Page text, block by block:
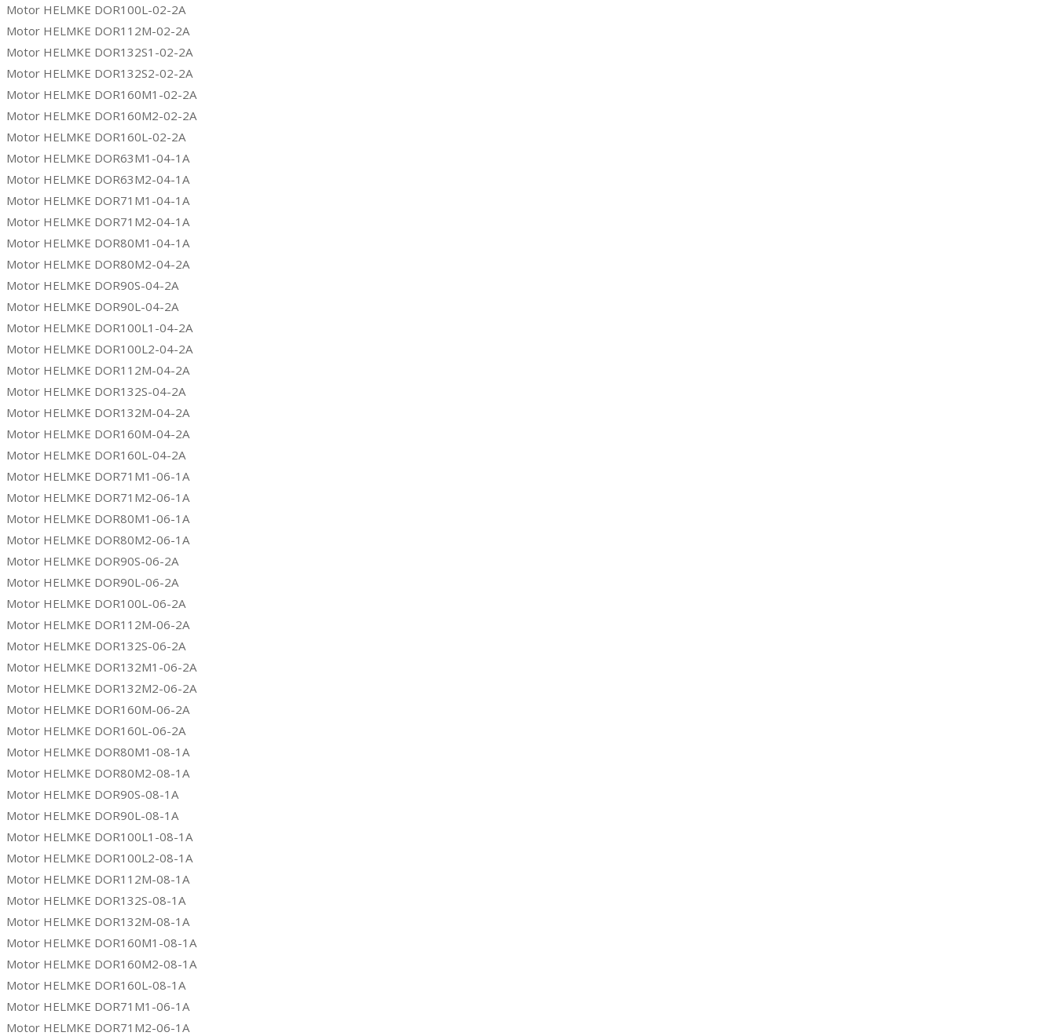
Motor HELMKE DOR100L-02-2A
Motor HELMKE DOR112M-02-2A
Motor HELMKE DOR132S1-02-2A
Motor HELMKE DOR132S2-02-2A
Motor HELMKE DOR160M1-02-2A
Motor HELMKE DOR160M2-02-2A
Motor HELMKE DOR160L-02-2A
Motor HELMKE DOR63M1-04-1A
Motor HELMKE DOR63M2-04-1A
Motor HELMKE DOR71M1-04-1A
Motor HELMKE DOR71M2-04-1A
Motor HELMKE DOR80M1-04-1A
Motor HELMKE DOR80M2-04-2A
Motor HELMKE DOR90S-04-2A
Motor HELMKE DOR90L-04-2A
Motor HELMKE DOR100L1-04-2A
Motor HELMKE DOR100L2-04-2A
Motor HELMKE DOR112M-04-2A
Motor HELMKE DOR132S-04-2A
Motor HELMKE DOR132M-04-2A
Motor HELMKE DOR160M-04-2A
Motor HELMKE DOR160L-04-2A
Motor HELMKE DOR71M1-06-1A
Motor HELMKE DOR71M2-06-1A
Motor HELMKE DOR80M1-06-1A
Motor HELMKE DOR80M2-06-1A
Motor HELMKE DOR90S-06-2A
Motor HELMKE DOR90L-06-2A
Motor HELMKE DOR100L-06-2A
Motor HELMKE DOR112M-06-2A
Motor HELMKE DOR132S-06-2A
Motor HELMKE DOR132M1-06-2A
Motor HELMKE DOR132M2-06-2A
Motor HELMKE DOR160M-06-2A
Motor HELMKE DOR160L-06-2A
Motor HELMKE DOR80M1-08-1A
Motor HELMKE DOR80M2-08-1A
Motor HELMKE DOR90S-08-1A
Motor HELMKE DOR90L-08-1A
Motor HELMKE DOR100L1-08-1A
Motor HELMKE DOR100L2-08-1A
Motor HELMKE DOR112M-08-1A
Motor HELMKE DOR132S-08-1A
Motor HELMKE DOR132M-08-1A
Motor HELMKE DOR160M1-08-1A
Motor HELMKE DOR160M2-08-1A
Motor HELMKE DOR160L-08-1A
Motor HELMKE DOR71M1-06-1A
Motor HELMKE DOR71M2-06-1A